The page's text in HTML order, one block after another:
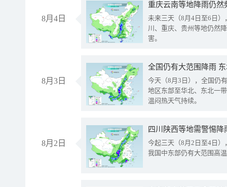
8月4日
重庆云南等地降雨仍然
未来三天（8月4日至6日
川、重庆、贵州等地仍然
害。
8月3日
全国仍有大范围降雨
今天（8月3日），全国仍
地区东部至华北、东北一
温闷热天气持续。
8月2日
今起三天（8月2日至4日
我国中东部仍有大范围高